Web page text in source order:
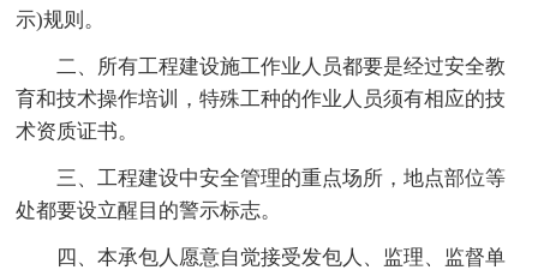
示)规则。
二、所有工程建设施工作业人员都要是经过安全教
育和技术操作培训，特殊工种的作业人员须有相应的技
术资质证书。
三、工程建设中安全管理的重点场所，地点部位等
处都要设立醒目的警示标志。
四、本承包人愿意自觉接受发包人、监理、监督单